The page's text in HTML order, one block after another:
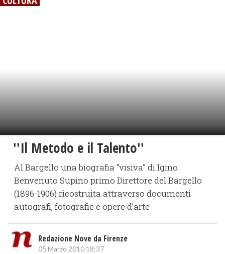
''Il Metodo e il Talento''
Al Bargello una biografia “visiva” di Igino
Benvenuto Supino primo Direttore del Bargello
(1896-1906) ricostruita attraverso documenti
autografi, fotografie e opere d’arte
Redazione Nove da Firenze
05 Marzo 2010 18:37